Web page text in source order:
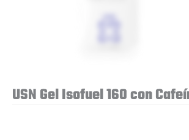
USN Gel Isofuel 160 con